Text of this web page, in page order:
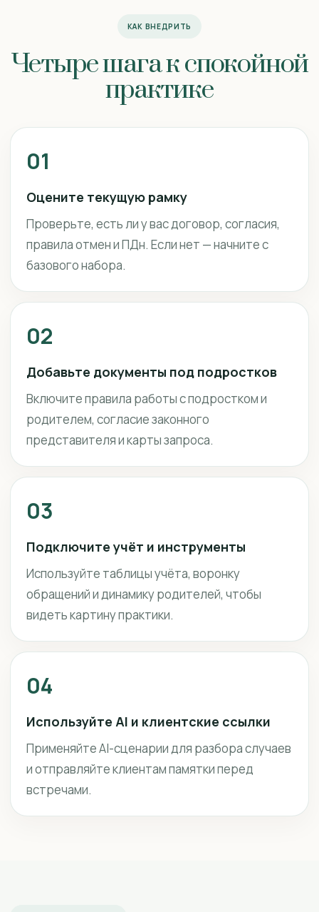
КАК ВНЕДРИТЬ
Четыре шага к спокойной
практике
01
Оцените текущую рамку
Проверьте, есть ли у вас договор, согласия,
правила отмен и ПДн. Если нет — начните с
базового набора.
02
Добавьте документы под подростков
Включите правила работы с подростком и
родителем, согласие законного
представителя и карты запроса.
03
Подключите учёт и инструменты
Используйте таблицы учёта, воронку
обращений и динамику родителей, чтобы
видеть картину практики.
04
Используйте AI и клиентские ссылки
Применяйте AI-сценарии для разбора случаев
и отправляйте клиентам памятки перед
встречами.